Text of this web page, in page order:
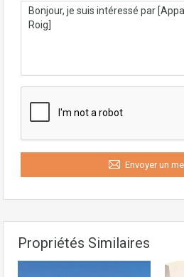
Envoyer un
Propriétés Similaires